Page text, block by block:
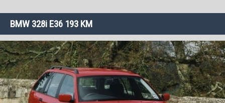
BMW 328i E36 193 KM